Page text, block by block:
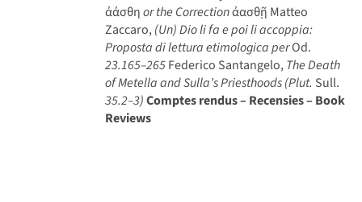
ἀάσθηor the Correctionἀασθῇ Matteo
Zaccaro,(Un) Dio li fa e poi li accoppia:
Proposta di lettura etimologica perOd.
23.165–265Federico Santangelo,The Death
of Metella and Sulla’s Priesthoods (Plut. Sull.
35.2–3)Comptes rendus – Recensies – Book
Reviews